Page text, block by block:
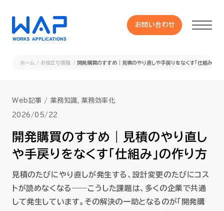
お問い合わせ
HUE 機能一覧
サービス
OXYGラインナップ
事例
ホーム お役立ち情報 開発購買のすすめ｜見積のやり直しや手戻りをなくす「仕組み」の
Web記事 業務知識, 業務効率化
2026/05/22
開発購買のすすめ｜見積のやり直し
や手戻りをなくす「仕組み」の作り方
見積のたびにやり直しが発生する、設計変更のたびにコス
トが読めなくなる――こうした課題は、多くの企業で共通
して発生しています。その解決の一助となるのが「開発購
お問い合わせ